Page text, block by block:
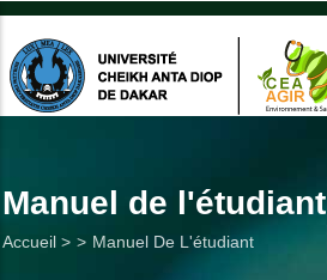
Aller
contenu
principal
Manuel de l'étudiant
Fil
Accueil > Manuel De L'étudiant